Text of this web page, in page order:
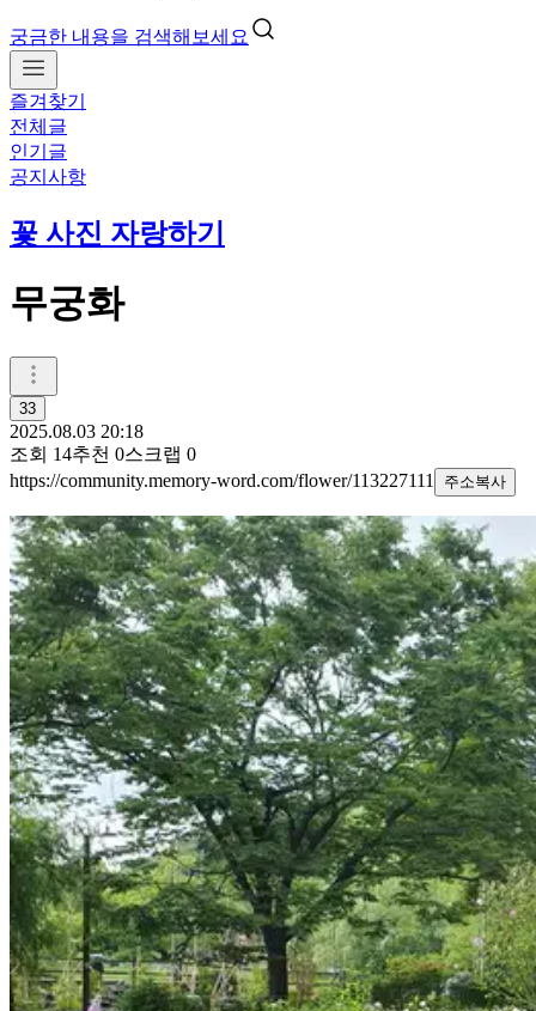
궁금한 내용을 검색해보세요
즐겨찾기
전체글
인기글
공지사항
꽃 사진 자랑하기
무궁화
33
2025.08.03 20:18
조회 14추천 0스크랩 0
https://community.memory-word.com/flower/113227111
주소복사